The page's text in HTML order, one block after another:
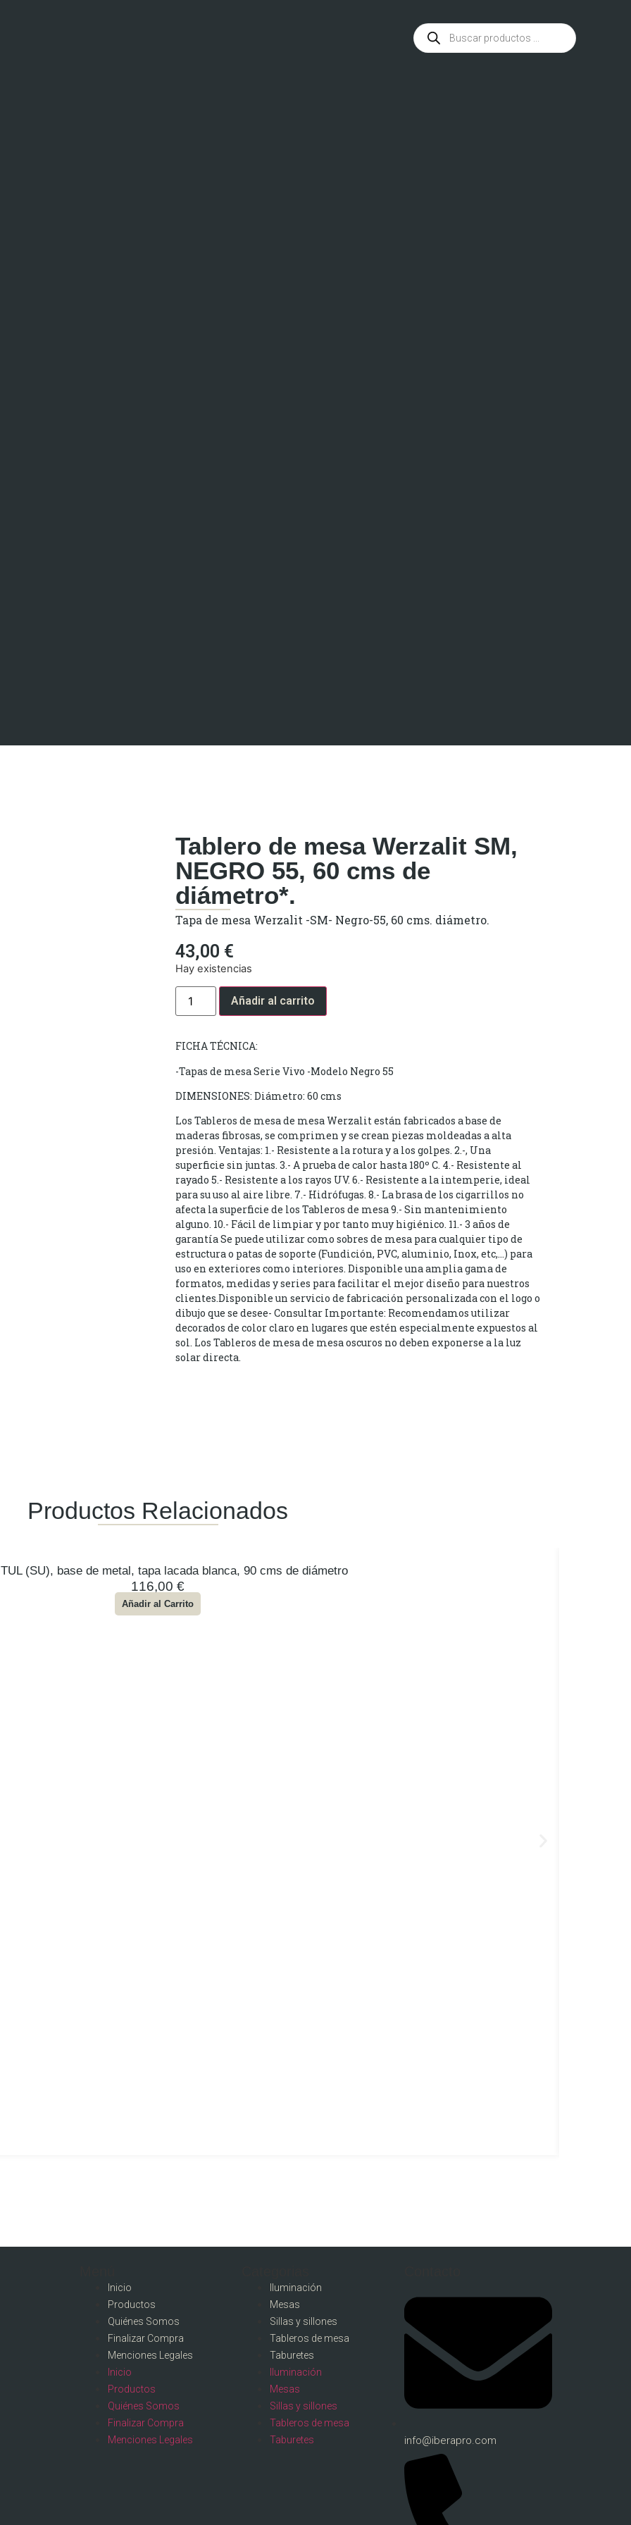
Tablero de mesa Werzalit SM,
NEGRO 55, 60 cms de
diámetro*.
Tapa de mesa Werzalit -SM- Negro-55, 60 cms. diámetro.
43,00 €
Hay existencias
Añadir al carrito
FICHA TÉCNICA:
-Tapas de mesa Serie Vivo -Modelo Negro 55
DIMENSIONES: Diámetro: 60 cms
Los Tableros de mesa de mesa Werzalit están fabricados a base de
maderas fibrosas, se comprimen y se crean piezas moldeadas a alta
presión. Ventajas: 1.- Resistente a la rotura y a los golpes. 2.-, Una
superficie sin juntas. 3.- A prueba de calor hasta 180º C. 4.- Resistente al
rayado 5.- Resistente a los rayos UV. 6.- Resistente a la intemperie, ideal
para su uso al aire libre. 7.- Hidrófugas. 8.- La brasa de los cigarrillos no
afecta la superficie de los Tableros de mesa 9.- Sin mantenimiento
alguno. 10.- Fácil de limpiar y por tanto muy higiénico. 11.- 3 años de
garantía Se puede utilizar como sobres de mesa para cualquier tipo de
estructura o patas de soporte (Fundición, PVC, aluminio, Inox, etc,…) para
uso en exteriores como interiores. Disponible una amplia gama de
formatos, medidas y series para facilitar el mejor diseño para nuestros
clientes.Disponible un servicio de fabricación personalizada con el logo o
dibujo que se desee- Consultar Importante: Recomendamos utilizar
decorados de color claro en lugares que estén especialmente expuestos al
sol. Los Tableros de mesa de mesa oscuros no deben exponerse a la luz
solar directa.
Productos Relacionados
(SU), base de metal, tapa lacada blanca, 90 cms de diámetro
116,00 €
Añadir al Carrito
Inicio
Productos
Quiénes Somos
Finalizar Compra
Menciones Legales
Inicio
Productos
Quiénes Somos
Finalizar Compra
Menciones Legales
Iluminación
Mesas
Sillas y sillones
Tableros de mesa
Taburetes
Iluminación
Mesas
Sillas y sillones
Tableros de mesa
Taburetes
info@iberapro.com